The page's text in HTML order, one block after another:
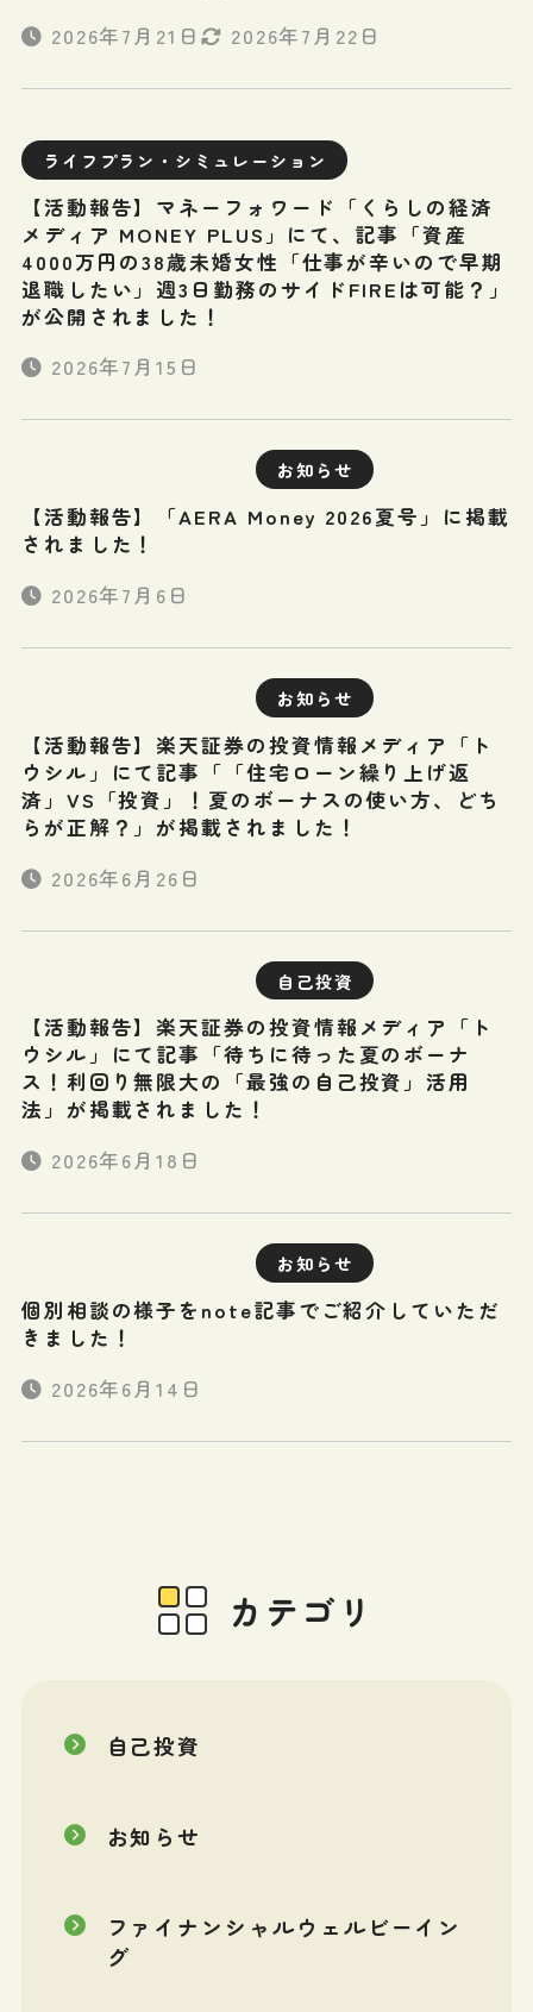
2026年7月21日
2026年7月22日
ライフプラン・シミュレーション
【活動報告】マネーフォワード「くらしの経済
メディア MONEY PLUS」にて、記事「資産
4000万円の38歳未婚女性「仕事が辛いので早期
退職したい」週3日勤務のサイドFIREは可能？」
が公開されました！
2026年7月15日
お知らせ
【活動報告】「AERA Money 2026夏号」に掲載
されました！
2026年7月6日
お知らせ
【活動報告】楽天証券の投資情報メディア「ト
ウシル」にて記事「「住宅ローン繰り上げ返
済」VS「投資」！夏のボーナスの使い方、どち
らが正解？」が掲載されました！
2026年6月26日
自己投資
【活動報告】楽天証券の投資情報メディア「ト
ウシル」にて記事「待ちに待った夏のボーナ
ス！利回り無限大の「最強の自己投資」活用
法」が掲載されました！
2026年6月18日
お知らせ
個別相談の様子をnote記事でご紹介していただ
きました！
2026年6月14日
カテゴリ
自己投資
お知らせ
ファイナンシャルウェルビーイン
グ